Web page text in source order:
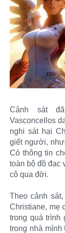
Cảnh sát
Vasconcellos
nghi sát hại
giết người,
Có thông tin
toàn bộ đồ đạc
cô qua đời.
Theo cảnh
Christiane, mẹ
trong quá trình
trong nhà